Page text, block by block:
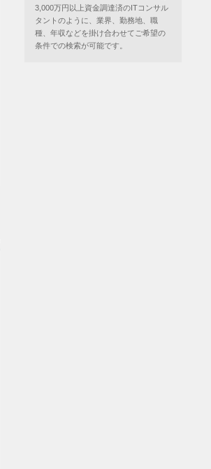
3,000万円以上資金調達済のITコンサル
タントのように、業界、勤務地、職
種、年収などを掛け合わせてご希望の
条件での検索が可能です。